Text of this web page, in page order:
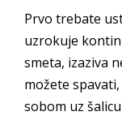
Prvo trebate
uzrokuje
smeta, izaziva
možete
sobom uz